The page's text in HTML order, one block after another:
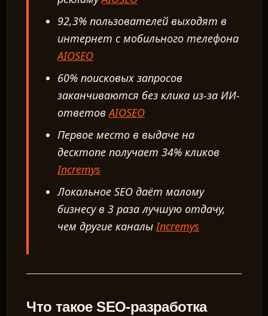
92,3% пользователей выходят в
интернет с мобильного телефона
AIOSEO
60% поисковых запросов
заканчиваются без клика из-за ИИ-
ответовAIOSEO
Первое место в выдаче на
десктопе получает 34% кликов
Incremys
Локальное SEO даёт малому
бизнесу в 3 раза лучшую отдачу,
чем другие каналыIncremys
Что такое SEO-разработка